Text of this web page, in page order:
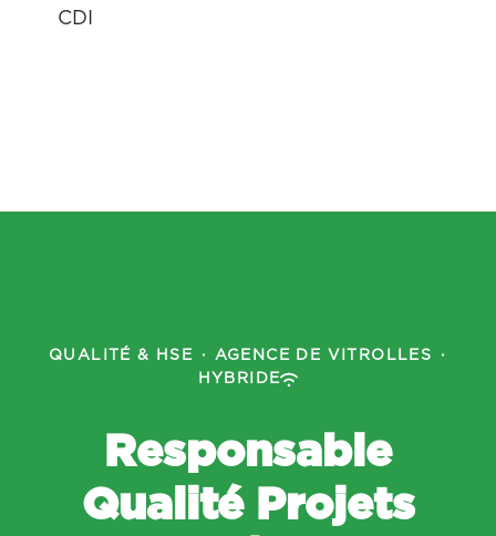
CDI
QUALITÉ & HSE · AGENCE DE VITROLLES
·
HYBRIDE
Responsable
Qualité Projets